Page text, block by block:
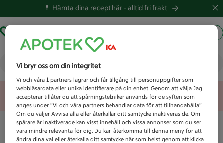
💊 Hämta dina recept här -alltid fri frakt
Vad letar du efter idag?
Unknown error
Vi bryr oss om din integritet
Vi och våra1 partners lagrar och får tillgång till personuppgifter som
webbläsardata eller unika identifierare på din enhet. Genom att välja Jag
accepterar tillåter du att spårningstekniker används för de syften som
anges under ”Vi och våra partners behandlar data för att tillhandahålla”.
Om du väljer Avvisa alla eller återkallar ditt samtycke inaktiveras de. Om
spårare är inaktiverade kan visst innehåll och vissa annonser som du ser
vara mindre relevanta för dig. Du kan återkomma till denna meny för att
ändra dina val eller återkalla ditt samtycke när som helst genom att klicka